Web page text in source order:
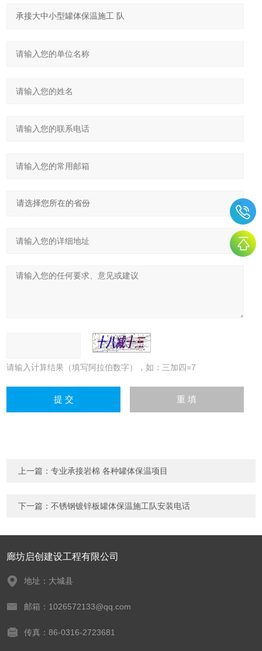
请输入计算结果（填写阿拉伯数字），如：三加四=7
上一篇：专业承接岩棉 各种罐体保温项目
下一篇：不锈钢镀锌板罐体保温施工队安装电话
廊坊启创建设工程有限公司
地址：大城县
邮箱：1026572133@qq.com
传真：86-0316-2723681